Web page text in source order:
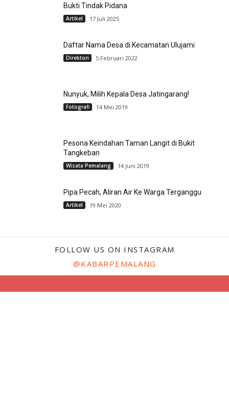
Bukti Tindak Pidana
Artikel 17 Juli 2025
Daftar Nama Desa di Kecamatan Ulujami
Direktori 5 Februari 2022
Nunyuk, Milih Kepala Desa Jatingarang!
Fotografi 14 Mei 2019
Pesona Keindahan Taman Langit di Bukit
Tangkeban
Wisata Pemalang 14 Juni 2019
Pipa Pecah, Aliran Air Ke Warga Terganggu
Artikel 19 Mei 2020
FOLLOW US ON INSTAGRAM
@KABARPEMALANG